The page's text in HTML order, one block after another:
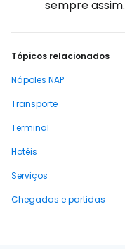
sempre assim.
Tópicos relacionados
Nápoles NAP
Transporte
Terminal
Hotéis
Serviços
Chegadas e partidas